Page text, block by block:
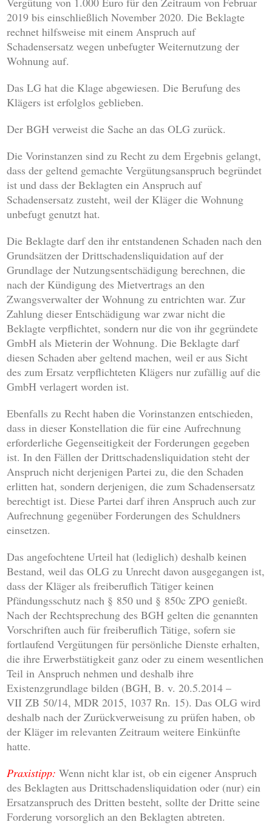
2019 bis einschließlich November 2020. Die Beklagte
rechnet hilfsweise mit einem Anspruch auf
Schadensersatz wegen unbefugter Weiternutzung der
Wohnung auf.
Das LG hat die Klage abgewiesen. Die Berufung des
Klägers ist erfolglos geblieben.
Der BGH verweist die Sache an das OLG zurück.
Die Vorinstanzen sind zu Recht zu dem Ergebnis gelangt,
dass der geltend gemachte Vergütungsanspruch begründet
ist und dass der Beklagten ein Anspruch auf
Schadensersatz zusteht, weil der Kläger die Wohnung
unbefugt genutzt hat.
Die Beklagte darf den ihr entstandenen Schaden nach den
Grundsätzen der Drittschadensliquidation auf der
Grundlage der Nutzungsentschädigung berechnen, die
nach der Kündigung des Mietvertrags an den
Zwangsverwalter der Wohnung zu entrichten war. Zur
Zahlung dieser Entschädigung war zwar nicht die
Beklagte verpflichtet, sondern nur die von ihr gegründete
GmbH als Mieterin der Wohnung. Die Beklagte darf
diesen Schaden aber geltend machen, weil er aus Sicht
des zum Ersatz verpflichteten Klägers nur zufällig auf die
GmbH verlagert worden ist.
Ebenfalls zu Recht haben die Vorinstanzen entschieden,
dass in dieser Konstellation die für eine Aufrechnung
erforderliche Gegenseitigkeit der Forderungen gegeben
ist. In den Fällen der Drittschadensliquidation steht der
Anspruch nicht derjenigen Partei zu, die den Schaden
erlitten hat, sondern derjenigen, die zum Schadensersatz
berechtigt ist. Diese Partei darf ihren Anspruch auch zur
Aufrechnung gegenüber Forderungen des Schuldners
einsetzen.
Das angefochtene Urteil hat (lediglich) deshalb keinen
Bestand, weil das OLG zu Unrecht davon ausgegangen ist,
dass der Kläger als freiberuflich Tätiger keinen
Pfändungsschutz nach § 850 und § 850c ZPO genießt.
Nach der Rechtsprechung des BGH gelten die genannten
Vorschriften auch für freiberuflich Tätige, sofern sie
fortlaufend Vergütungen für persönliche Dienste erhalten,
die ihre Erwerbstätigkeit ganz oder zu einem wesentlichen
Teil in Anspruch nehmen und deshalb ihre
Existenzgrundlage bilden (BGH, B. v. 20.5.2014 –
VII ZB 50/14, MDR 2015, 1037 Rn. 15). Das OLG wird
deshalb nach der Zurückverweisung zu prüfen haben, ob
der Kläger im relevanten Zeitraum weitere Einkünfte
hatte.
Praxistipp: Wenn nicht klar ist, ob ein eigener Anspruch
des Beklagten aus Drittschadensliquidation oder (nur) ein
Ersatzanspruch des Dritten besteht, sollte der Dritte seine
Forderung vorsorglich an den Beklagten abtreten.